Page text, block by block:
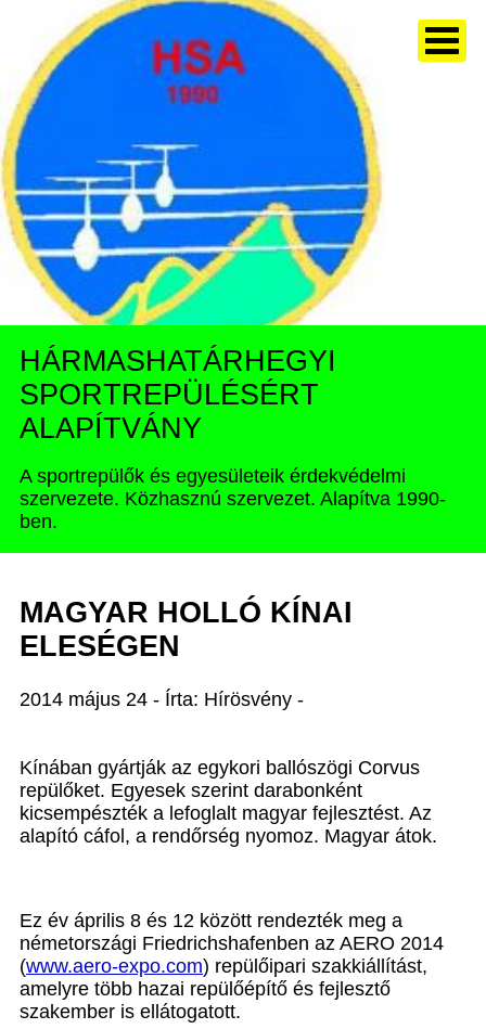
HÁRMASHATÁRHEGYI
SPORTREPÜLÉSÉRT
ALAPÍTVÁNY
A sportrepülők és egyesületeik érdekvédelmi
szervezete. Közhasznú szervezet. Alapítva 1990-
ben.
MAGYAR HOLLÓ KÍNAI
ELESÉGEN
2014 május 24 - Írta: Hírösvény -
Kínában gyártják az egykori ballószögi Corvus
repülőket. Egyesek szerint darabonként
kicsempészték a lefoglalt magyar fejlesztést. Az
alapító cáfol, a rendőrség nyomoz. Magyar átok.
Ez év április 8 és 12 között rendezték meg a
németországi Friedrichshafenben az AERO 2014
(www.aero-expo.com) repülőipari szakkiállítást,
amelyre több hazai repülőépítő és fejlesztő
szakember is ellátogatott.